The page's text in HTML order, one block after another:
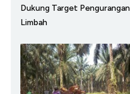
Dukung Target Pengurangan
Limbah